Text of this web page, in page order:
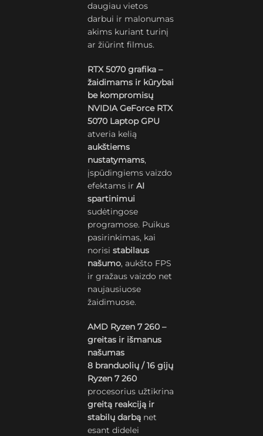
daugiau vietos
darbui ir malonumas
akims kuriant turinį
ar žiūrint filmus.
RTX 5070 grafika –
žaidimams ir kūrybai
be kompromisų
NVIDIA GeForce RTX
5070 Laptop GPU
atveria kelią
aukštiems
nustatymams,
įspūdingiems vaizdo
efektams irAI
spartinimui
sudėtingose
programose. Puikus
pasirinkimas, kai
norisistabilaus
našumo, aukšto FPS
ir gražaus vaizdo net
naujausiuose
žaidimuose.
AMD Ryzen 7 260 –
greitas ir išmanus
našumas
8 branduolių / 16 gijų
Ryzen 7 260
procesorius užtikrina
greitą reakciją ir
stabilų darbą net
esant didelei